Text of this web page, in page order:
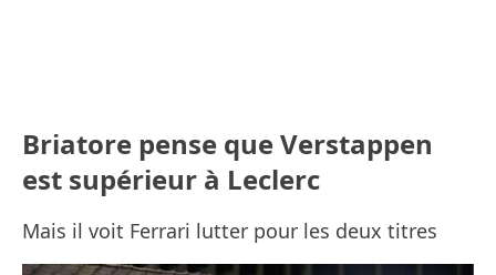
Briatore pense que Verstappen
est supérieur à Leclerc
Mais il voit Ferrari lutter pour les deux titres